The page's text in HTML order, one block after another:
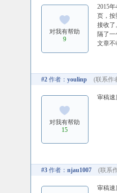
对我有帮助
9
2015
页，按
接收了
隔了一
文章不
#2作者： youlinp (联系作
对我有帮助
15
审稿速
#3作者： njau1007 (联系
审稿速